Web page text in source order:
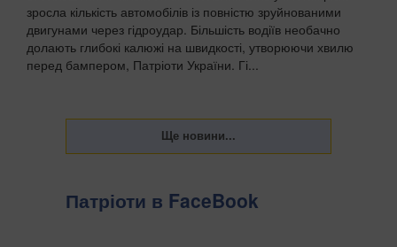
зросла кількість автомобілів із повністю зруйнованими
двигунами через гідроудар. Більшість водіїв необачно
долають глибокі калюжі на швидкості, утворюючи хвилю
перед бампером, Патріоти України. Гі...
Патріоти в FaceBook